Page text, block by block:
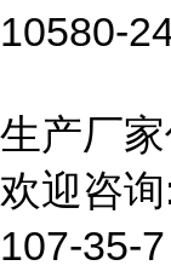
10580-
生产厂
欢迎咨询
107-35-